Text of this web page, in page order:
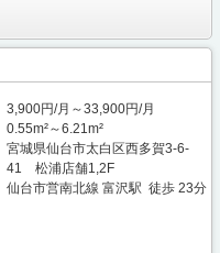
3,900円/月～33,900円/月
0.55m²～6.21m²
宮城県仙台市太白区西多賀3-6-
41 松浦店舗1,2F
仙台市営南北線 富沢駅 徒歩 23分